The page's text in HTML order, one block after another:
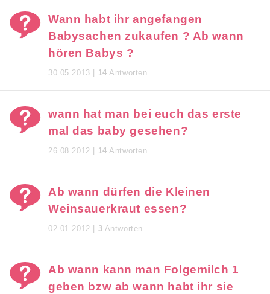
Wann habt ihr angefangen
Babysachen zukaufen ? Ab wann
hören Babys ?
30.05.2013 | 14 Antworten
wann hat man bei euch das erste
mal das baby gesehen?
26.08.2012 | 14 Antworten
Ab wann dürfen die Kleinen
Weinsauerkraut essen?
02.01.2012 | 3 Antworten
Ab wann kann man Folgemilch 1
geben bzw ab wann habt ihr sie